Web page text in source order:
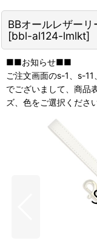
BBオールレザー
[bbl-al124-lmlkt]
■■お知らせ■■
ご注文画面のs-1、s-
でございまして、商品
ズ、色をご選択くださ